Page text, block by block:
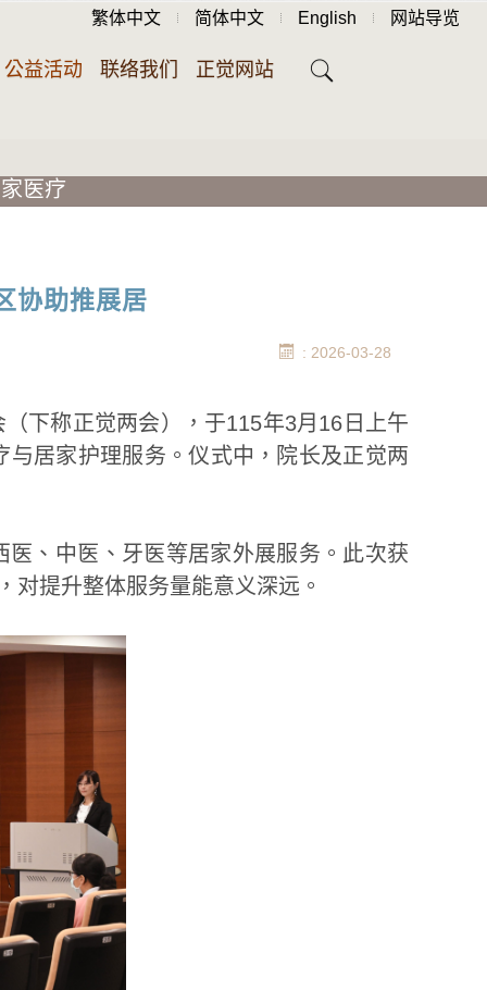
繁体中文 简体中文 English 网站导览
公益活动 联络我们 正觉网站
医疗
协助推展居
: 2026-03-28
下称正觉两会），于115年3月16日上午
居家护理服务。仪式中，院长及正觉两
、中医、牙医等居家外展服务。此次获
对提升整体服务量能意义深远。